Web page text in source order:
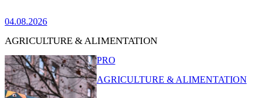
04.08.2026
AGRICULTURE & ALIMENTATION
PRO
AGRICULTURE & ALIMENTATION